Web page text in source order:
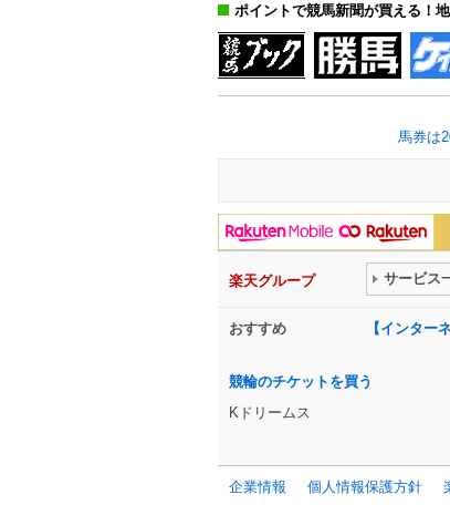
ポイントで競馬新聞が買える！
馬券は
楽天グループ サービス
おすすめ 【インター
競輪のチケットを買う
Kドリームス
企業情報 個人情報保護方針